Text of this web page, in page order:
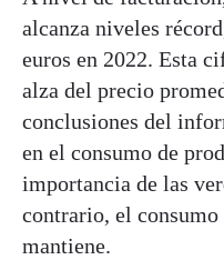
alcanza niveles
euros en 2022. Esta
alza del precio
conclusiones del
en el consumo de
importancia de las
contrario, el consumo
mantiene.